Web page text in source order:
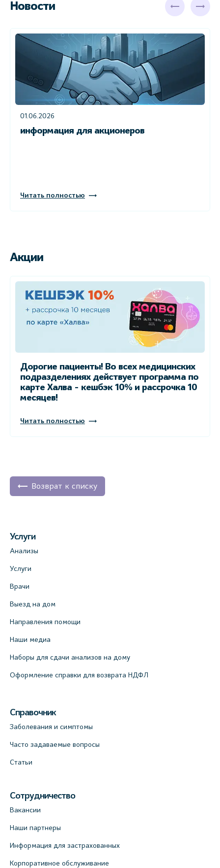
Новости
01.06.2026
информация для акционеров
Читать полностью
Акции
Дорогие пациенты! Во всех медицинских
подразделениях действует программа по
карте Халва - кешбэк 10% и рассрочка 10
месяцев!
Читать полностью
Возврат к списку
Услуги
Анализы
Услуги
Врачи
Выезд на дом
Направления помощи
Наши медиа
Наборы для сдачи анализов на дому
Оформление справки для возврата НДФЛ
Справочник
Заболевания и симптомы
Часто задаваемые вопросы
Статьи
Сотрудничество
Вакансии
Наши партнеры
Информация для застрахованных
Корпоративное обслуживание